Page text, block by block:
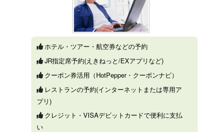
ホテル・ツアー・航空券などの予約
JR指定席予約(えきねっと/EXアプリなど)
クーポン券活用（HotPepper・クーポンナビ）
レストランの予約(インターネットまたは専用ア
プリ)
クレジット・VISAデビットカードで便利に支払
い